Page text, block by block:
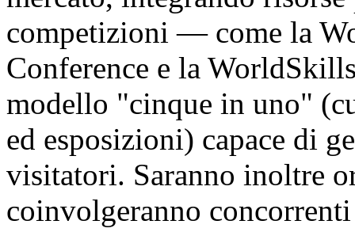
competizioni — come la
Conference e la
modello "cinque in uno"
ed esposizioni) capace di
visitatori. Saranno inoltre
coinvolgeranno